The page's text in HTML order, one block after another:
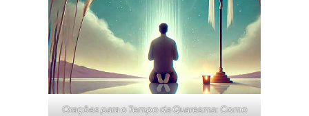
Orações para o Tempo da Quaresma: Como